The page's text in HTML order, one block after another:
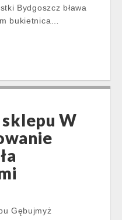
Bydgoszcz bława
bukietnica…
W
Gębujmyż